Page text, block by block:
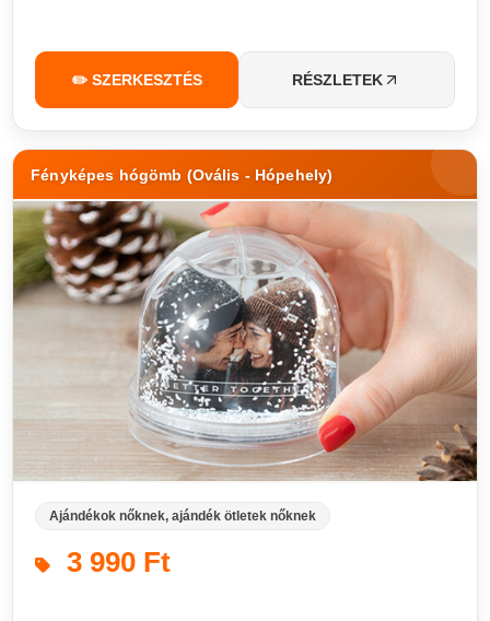
✏️ SZERKESZTÉS RÉSZLETEK
Fényképes hógömb (Ovális - Hópehely)
Ajándékok nőknek, ajándék ötletek nőknek
3 990 Ft